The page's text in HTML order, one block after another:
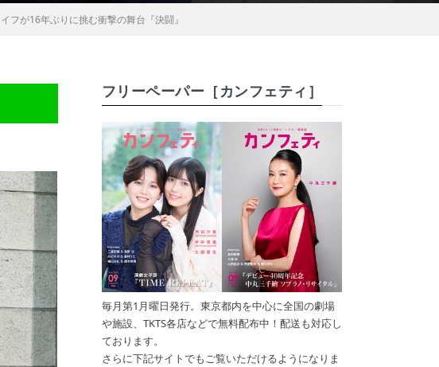
が16年ぶりに挑む衝撃の舞台『決闘』
フリーペーパー［カンフェティ］
毎月第1月曜日発行。東京都内を中心に全国の劇場
や施設、TKTS各店などで無料配布中！配送も対応し
ております。
さらに下記サイトでもご覧いただけるようになりま